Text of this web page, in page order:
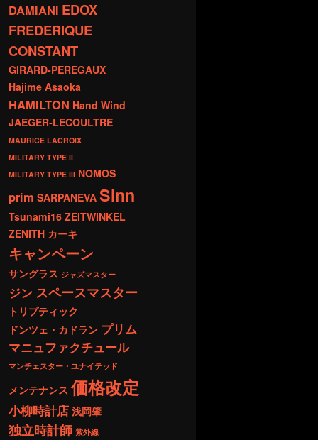
DAMIANI EDOX
FREDERIQUE
CONSTANT
GIRARD-PEREGAUX
Hajime Asaoka
HAMILTON Hand Wind
JAEGER-LECOULTRE
MAURICE LACROIX
MILITARY TYPE ll
MILITARY TYPE lll NOMOS
prim SARPANEVA Sinn
Tsunami16 ZEITWINKEL
ZENITH カーキ
キャンペーン
サングラス ジャズマスター
ジン スペースマスター
トリプティック
ドンツェ・カドラン プリム
マニュファクチュール
マンチェスター・ユナイテッド
メンテナンス 価格改定
小柳時計店 浅岡肇
独立時計師 紫外線